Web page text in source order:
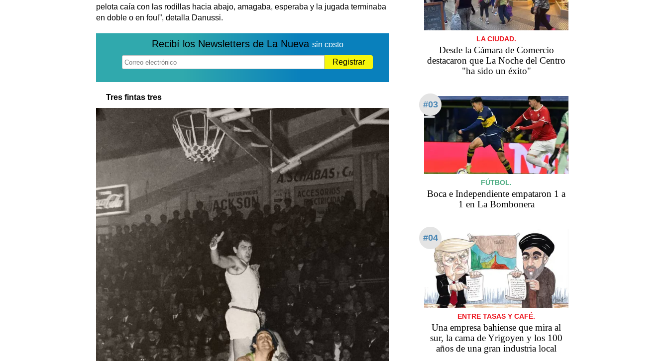
pelota caía con las rodillas hacia abajo, amagaba, esperaba y la jugada terminaba
en doble o en foul”, detalla Danussi.
Recibí los Newsletters de La Nueva sin costo
Registrar
Tres fintas tres
LA CIUDAD.
Desde la Cámara de Comercio
destacaron que La Noche del Centro
"ha sido un éxito"
#03
FÚTBOL.
Boca e Independiente empataron 1 a
1 en La Bombonera
#04
ENTRE TASAS Y CAFÉ.
Una empresa bahiense que mira al
sur, la cama de Yrigoyen y los 100
años de una gran industria local